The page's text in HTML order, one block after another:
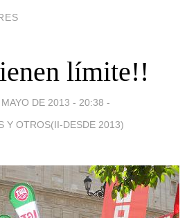
límite!!
DE 2013 - 20:38 -
Y OTROS(II-DESDE 2013)